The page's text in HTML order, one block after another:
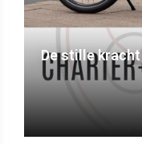
De stille